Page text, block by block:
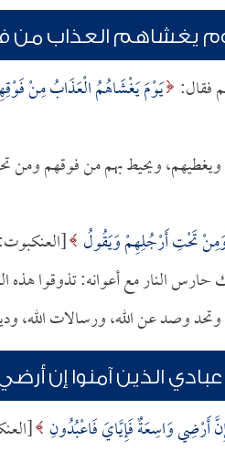
يغشاهم العذاب
فقال: يَوْمَ يَغْشَاهُمُ الْعَذَابُ مِنْ
ويحيط بهم من فوقهم ومن
تَحْتِ أَرْجُلِهِمْ وَيَقُولُ [العنكبوت:55]، وقرئ: (ونقول).
النار مع أعوانه: تذوقوا هذه
وصد عن الله، ورسالات الله،
الذين آمنوا إن
أَرْضِي وَاسِعَةٌ فَإِيَّايَ فَاعْبُدُونِ